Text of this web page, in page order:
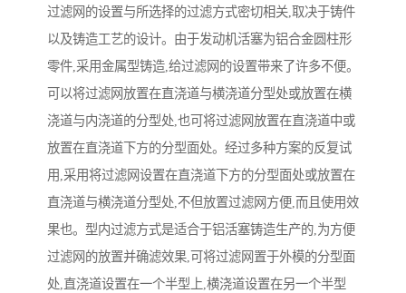
过滤网的设置与所选择的过滤方式密切相关,取决于铸件
以及铸造工艺的设计。由于发动机活塞为铝合金圆柱形
零件,采用金属型铸造,给过滤网的设置带来了许多不便。
可以将过滤网放置在直浇道与横浇道分型处或放置在横
浇道与内浇道的分型处,也可将过滤网放置在直浇道中或
放置在直浇道下方的分型面处。经过多种方案的反复试
用,采用将过滤网设置在直浇道下方的分型面处或放置在
直浇道与横浇道分型处,不但放置过滤网方便,而且使用效
果也。型内过滤方式是适合于铝活塞铸造生产的,为方便
过滤网的放置并确滤效果,可将过滤网置于外模的分型面
处,直浇道设置在一个半型上,横浇道设置在另一个半型